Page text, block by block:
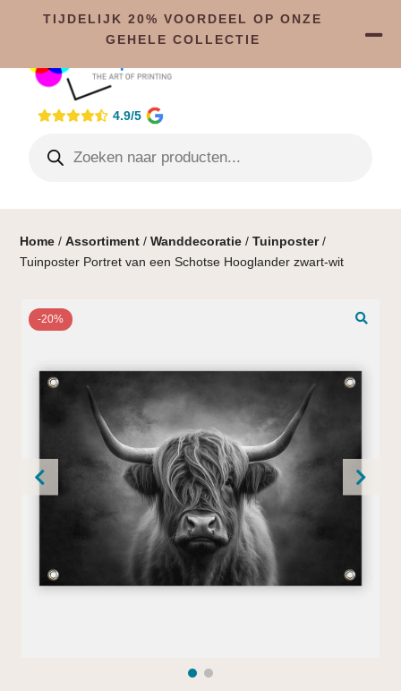
4.9/5
Home /Assortiment /Wanddecoratie /Tuinposter/
Tuinposter Portret van een Schotse Hooglander zwart-wit
-20%
TIJDELIJK 20% VOORDEEL OP ONZE
GEHELE COLLECTIE